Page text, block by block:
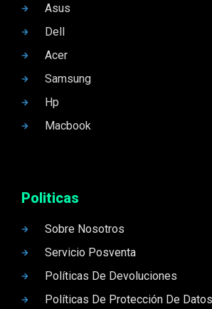
Asus
Dell
Acer
Samsung
Hp
Macbook
Politicas
Sobre Nosotros
Servicio Posventa
Políticas De Devoluciones
Políticas De Protección De Datos